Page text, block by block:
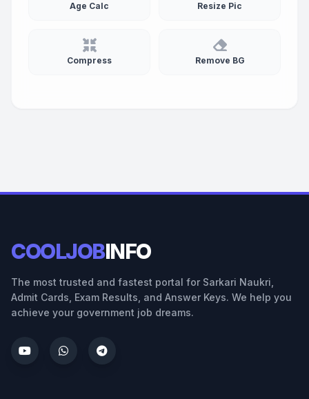
Age Calc Resize Pic
Compress Remove BG
COOLJOBINFO
The most trusted and fastest portal for Sarkari Naukri,
Admit Cards, Exam Results, and Answer Keys. We help you
achieve your government job dreams.